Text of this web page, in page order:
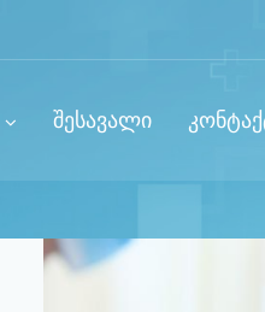
შესავალი